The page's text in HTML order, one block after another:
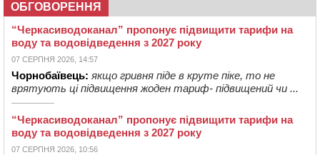
ОБГОВОРЕННЯ
“Черкасиводоканал” пропонує підвищити тарифи на
воду та водовідведення з 2027 року
07 СЕРПНЯ 2026, 14:57
Чорнобаївець: якщо гривня піде в круте піке, то не
врятують ці підвищення жоден тариф- підвищений чи ...
“Черкасиводоканал” пропонує підвищити тарифи на
воду та водовідведення з 2027 року
07 СЕРПНЯ 2026, 10:56